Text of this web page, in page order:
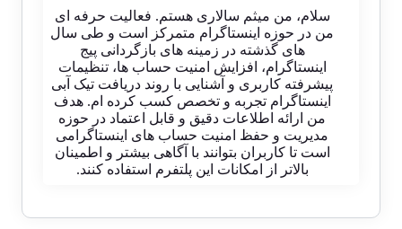
سلام، من میثم سالاری هستم. فعالیت حرفه ای
من در حوزه اینستاگرام متمرکز است و طی سال
های گذشته در زمینه های بازگردانی پیج
اینستاگرام، افزایش امنیت حساب ها، تنظیمات
پیشرفته کاربری و آشنایی با روند دریافت تیک آبی
اینستاگرام تجربه و تخصص کسب کرده ام. هدف
من ارائه اطلاعات دقیق و قابل اعتماد در حوزه
مدیریت و حفظ امنیت حساب های اینستاگرامی
است تا کاربران بتوانند با آگاهی بیشتر و اطمینان
بالاتر از امکانات این پلتفرم استفاده کنند.